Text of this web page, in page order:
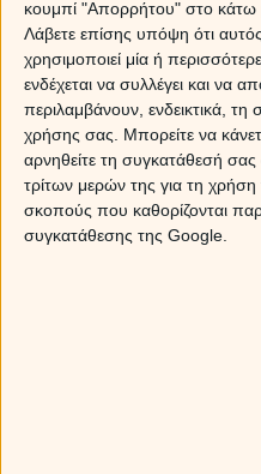
κουμπί "Απορρήτου" στο κάτω
Λάβετε επίσης υπόψη ότι
χρησιμοποιεί μία ή
ενδέχεται να συλλέγει και να
περιλαμβάνουν, ενδεικτικά,
χρήσης σας. Μπορείτε να
αρνηθείτε τη συγκατάθεσή
τρίτων μερών της για τη
σκοπούς που καθορίζονται
συγκατάθεσης της Google.
Sponsored Links